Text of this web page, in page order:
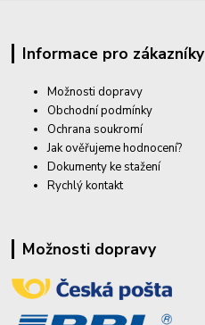
Informace pro zákazníky
Možnosti dopravy
Obchodní podmínky
Ochrana soukromí
Jak ověřujeme hodnocení?
Dokumenty ke stažení
Rychlý kontakt
Možnosti dopravy